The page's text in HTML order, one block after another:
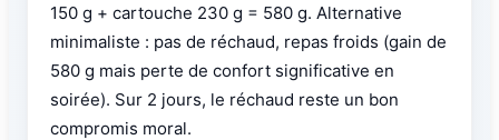
150 g + cartouche 230 g = 580 g. Alternative
minimaliste : pas de réchaud, repas froids (gain de
580 g mais perte de confort significative en
soirée). Sur 2 jours, le réchaud reste un bon
compromis moral.